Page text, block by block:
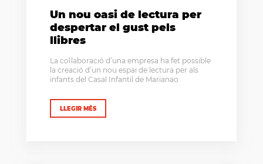
Un nou oasi de lectura per
despertar el gust pels
llibres
La col·laboració d’una empresa ha fet possible
la creació d’un nou espai de lectura per als
infants del Casal Infantil de Marianao
LLEGIR MÉS